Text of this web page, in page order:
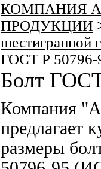
КОМПАНИЯ
ПРОДУКЦИИ
шестигранной
ГОСТ Р
Болт
Компания
предлагает
размеры